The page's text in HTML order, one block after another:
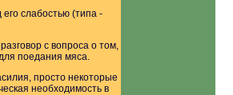
слабостью (типа -
с вопроса о том,
поедания мяса.
просто некоторые
необходимость в